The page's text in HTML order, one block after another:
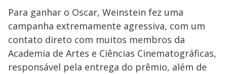
Para ganhar o Oscar, Weinstein fez uma
campanha extremamente agressiva, com um
contato direto com muitos membros da
Academia de Artes e Ciências Cinematográficas,
responsável pela entrega do prêmio, além de